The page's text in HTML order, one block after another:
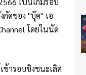
กัดของ "บุ๊ค" เอ
โดยในนัด
ข้ารอบชิงชนะเลิศ